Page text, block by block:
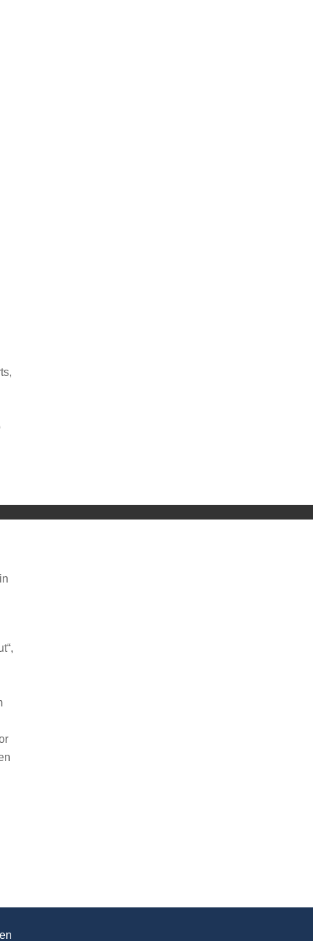
von YouTube.